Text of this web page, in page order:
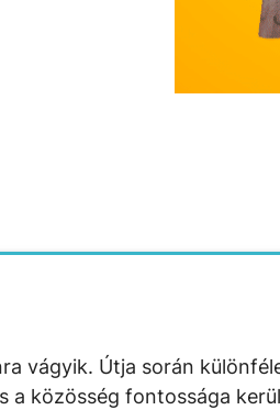
vágyik. Útja során
közösség fontossága